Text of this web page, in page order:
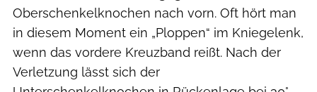
Oberschenkelknochen nach vorn. Oft hört man
in diesem Moment ein „Ploppen“ im Kniegelenk,
wenn das vordere Kreuzband reißt. Nach der
Verletzung lässt sich der